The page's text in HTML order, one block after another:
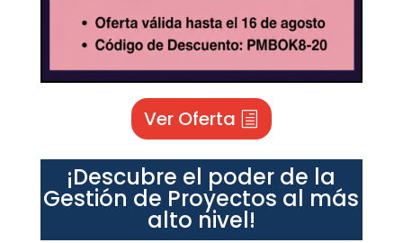
Ver Oferta
¡Descubre el poder de la
Gestión de Proyectos al más
alto nivel!